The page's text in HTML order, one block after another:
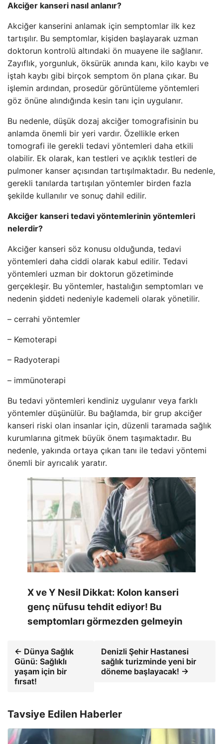
Akciğer kanseri nasıl anlanır?
Akciğer kanserini anlamak için semptomlar ilk kez
tartışılır. Bu semptomlar, kişiden başlayarak uzman
doktorun kontrolü altındaki ön muayene ile sağlanır.
Zayıflık, yorgunluk, öksürük anında kanı, kilo kaybı ve
iştah kaybı gibi birçok semptom ön plana çıkar. Bu
işlemin ardından, prosedür görüntüleme yöntemleri
göz önüne alındığında kesin tanı için uygulanır.
Bu nedenle, düşük dozaj akciğer tomografisinin bu
anlamda önemli bir yeri vardır. Özellikle erken
tomografi ile gerekli tedavi yöntemleri daha etkili
olabilir. Ek olarak, kan testleri ve açıklık testleri de
pulmoner kanser açısından tartışılmaktadır. Bu nedenle,
gerekli tanılarda tartışılan yöntemler birden fazla
şekilde kullanılır ve sonuç dahil edilir.
Akciğer kanseri tedavi yöntemlerinin yöntemleri
nelerdir?
Akciğer kanseri söz konusu olduğunda, tedavi
yöntemleri daha ciddi olarak kabul edilir. Tedavi
yöntemleri uzman bir doktorun gözetiminde
gerçekleşir. Bu yöntemler, hastalığın semptomları ve
nedenin şiddeti nedeniyle kademeli olarak yönetilir.
– cerrahi yöntemler
– Kemoterapi
– Radyoterapi
– immünoterapi
Bu tedavi yöntemleri kendiniz uygulanır veya farklı
yöntemler düşünülür. Bu bağlamda, bir grup akciğer
kanseri riski olan insanlar için, düzenli taramada sağlık
kurumlarına gitmek büyük önem taşımaktadır. Bu
nedenle, yakında ortaya çıkan tanı ile tedavi yöntemi
önemli bir ayrıcalık yaratır.
X ve Y Nesil Dikkat: Kolon kanseri
genç nüfusu tehdit ediyor! Bu
semptomları görmezden gelmeyin
← Dünya Sağlık
Günü: Sağlıklı
yaşam için bir
fırsat!
Denizli Şehir Hastanesi
sağlık turizminde yeni bir
döneme başlayacak! →
Tavsiye Edilen Haberler